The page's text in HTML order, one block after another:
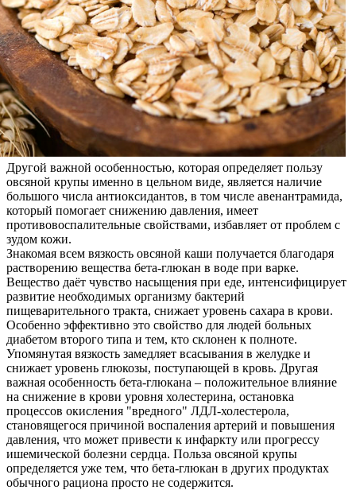
Другой важной особенностью, которая определяет пользу
овсяной крупы именно в цельном виде, является наличие
большого числа антиоксидантов, в том числе авенантрамида,
который помогает снижению давления, имеет
противовоспалительные свойствами, избавляет от проблем с
зудом кожи.
Знакомая всем вязкость овсяной каши получается благодаря
растворению вещества бета-глюкан в воде при варке.
Вещество даёт чувство насыщения при еде, интенсифицирует
развитие необходимых организму бактерий
пищеварительного тракта, снижает уровень сахара в крови.
Особенно эффективно это свойство для людей больных
диабетом второго типа и тем, кто склонен к полноте.
Упомянутая вязкость замедляет всасывания в желудке и
снижает уровень глюкозы, поступающей в кровь. Другая
важная особенность бета-глюкана – положительное влияние
на снижение в крови уровня холестерина, остановка
процессов окисления "вредного" ЛДЛ-холестерола,
становящегося причиной воспаления артерий и повышения
давления, что может привести к инфаркту или прогрессу
ишемической болезни сердца. Польза овсяной крупы
определяется уже тем, что бета-глюкан в других продуктах
обычного рациона просто не содержится.